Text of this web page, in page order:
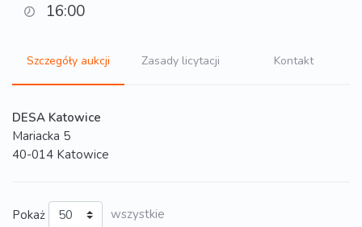
16:00
Szczegóły aukcji Zasady licytacji Kontakt
DESA Katowice
Mariacka 5
40-014 Katowice
Pokaż wszystkie